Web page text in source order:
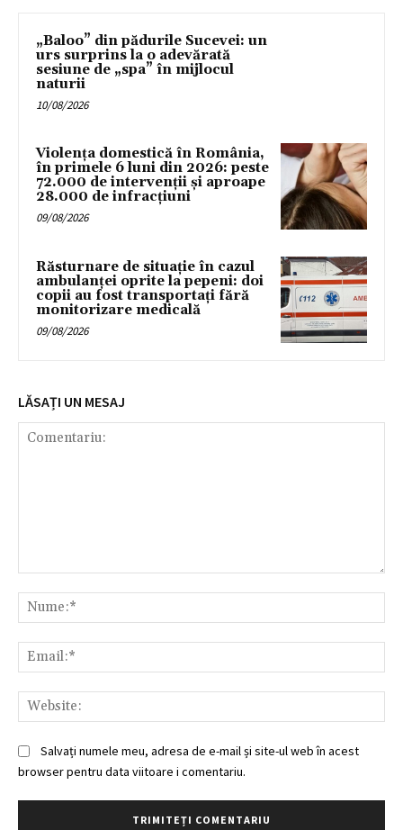
„Baloo” din pădurile Sucevei: un
urs surprins la o adevărată
sesiune de „spa” în mijlocul
naturii
10/08/2026
Violența domestică în România,
în primele 6 luni din 2026: peste
72.000 de intervenții și aproape
28.000 de infracțiuni
09/08/2026
Răsturnare de situație în cazul
ambulanței oprite la pepeni: doi
copii au fost transportați fără
monitorizare medicală
09/08/2026
LĂSAȚI UN MESAJ
Salvați numele meu, adresa de e-mail și site-ul web în acest
browser pentru data viitoare i comentariu.